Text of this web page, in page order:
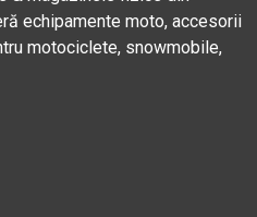
echipamente moto, accesorii
motociclete, snowmobile,